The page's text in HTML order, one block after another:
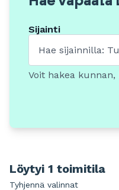
Sijainti
Voit hakea
Löytyi 1 toimitila
Tyhjennä valinnat